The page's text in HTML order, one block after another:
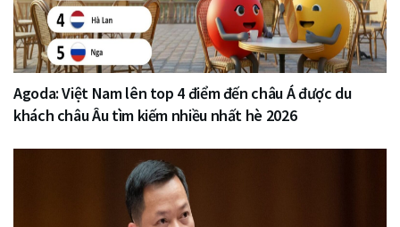
Agoda: Việt Nam lên top 4 điểm đến châu Á được du
khách châu Âu tìm kiếm nhiều nhất hè 2026